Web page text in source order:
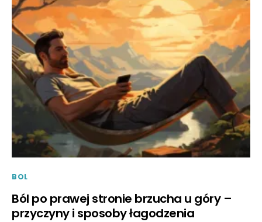
BOL
Ból po prawej stronie brzucha u góry –
przyczyny i sposoby łagodzenia